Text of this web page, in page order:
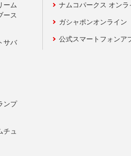
ーム
ース
サバ
ンプ
チュ
ナムコパークス オンラ
ガシャポンオンライン
公式スマートフォンア